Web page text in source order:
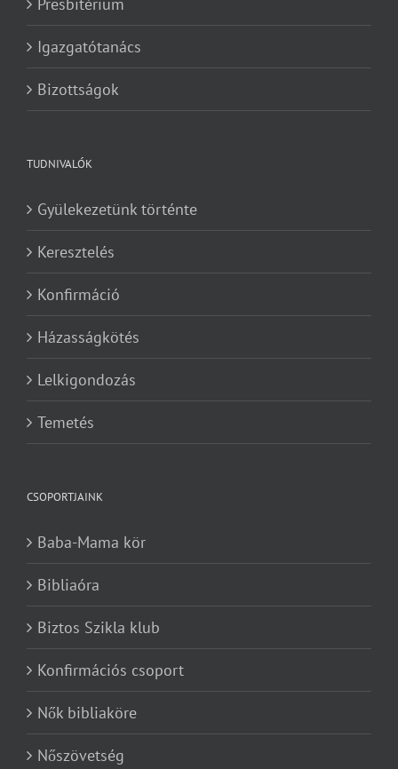
Igazgatótanács
Bizottságok
TUDNIVALÓK
Gyülekezetünk történte
Keresztelés
Konfirmáció
Házasságkötés
Lelkigondozás
Temetés
CSOPORTJAINK
Baba-Mama kör
Bibliaóra
Biztos Szikla klub
Konfirmációs csoport
Nők bibliaköre
Nőszövetség